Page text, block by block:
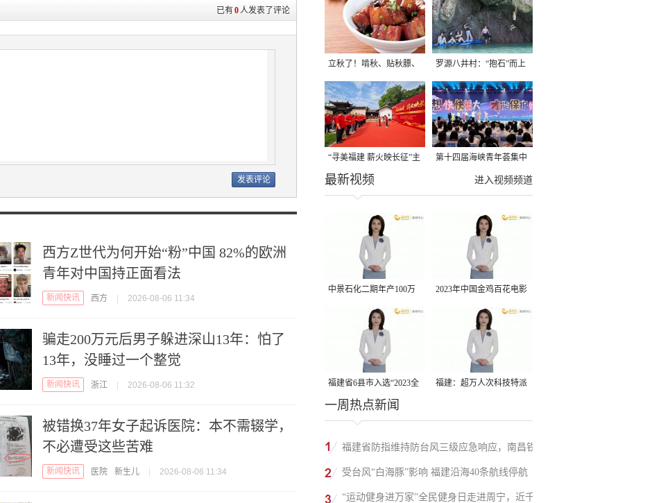
已有0人发表了评论
西方Z世代为何开始“粉”中国 82%的欧洲
青年对中国持正面看法
新闻快讯 西方 2026-08-06 11:34
骗走200万元后男子躲进深山13年：怕了
13年，没睡过一个整觉
新闻快讯 浙江 2026-08-06 11:32
被错换37年女子起诉医院：本不需辍学，
不必遭受这些苦难
新闻快讯 医院 新生儿 2026-08-06 11:34
立秋了！啃秋、贴秋膘、
晒秋，福建人这样过才够
味→
罗源八井村：“抱石”而上
“寻美福建 薪火映长征”主
题活动在龙岩长汀启动
第十四届海峡青年荟集中
阶段活动在福州举行
进入视频频道
最新视频
中景石化二期年产100万
吨丙烷脱氢项目建成中交
2023年中国金鸡百花电影
节有福电影巡展31日启动
福建省6县市入选“2023全
国县域发展潜力百强县”
福建：超万人次科技特派
一周热点新闻
福建省防指维持防台风三级应急响应，南昌铁
路停运部分旅客列车→
受台风“白海豚”影响 福建沿海40条航线停航
“运动健身进万家”全民健身日走进周宁，近千